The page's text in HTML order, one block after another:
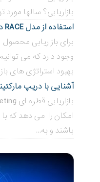
بازاریابی؟ سالها مورد
استفاده از مدل RACE در بازاریابی دیجیتال
برای بازاریابی
وجود دارد که می
بهبود استراتژی های
آشنایی با دریپ
امکان را می دهد که
باشند و به...